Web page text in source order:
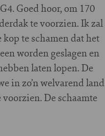
Goed hoor, om 170
te voorzien. Ik zal
te schamen dat het
worden geslagen en
laten lopen. De
in zo’n welvarend land
De schaamte